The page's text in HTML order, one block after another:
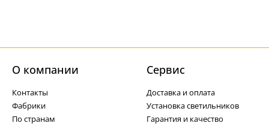
О компании
Контакты
Фабрики
По странам
Cервис
Доставка и оплата
Установка светильников
Гарантия и качество